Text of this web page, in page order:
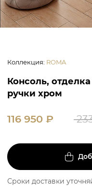
Коллекция: ROMA
Консоль,
ручки хром
116 950 ₽
Сроки доставки